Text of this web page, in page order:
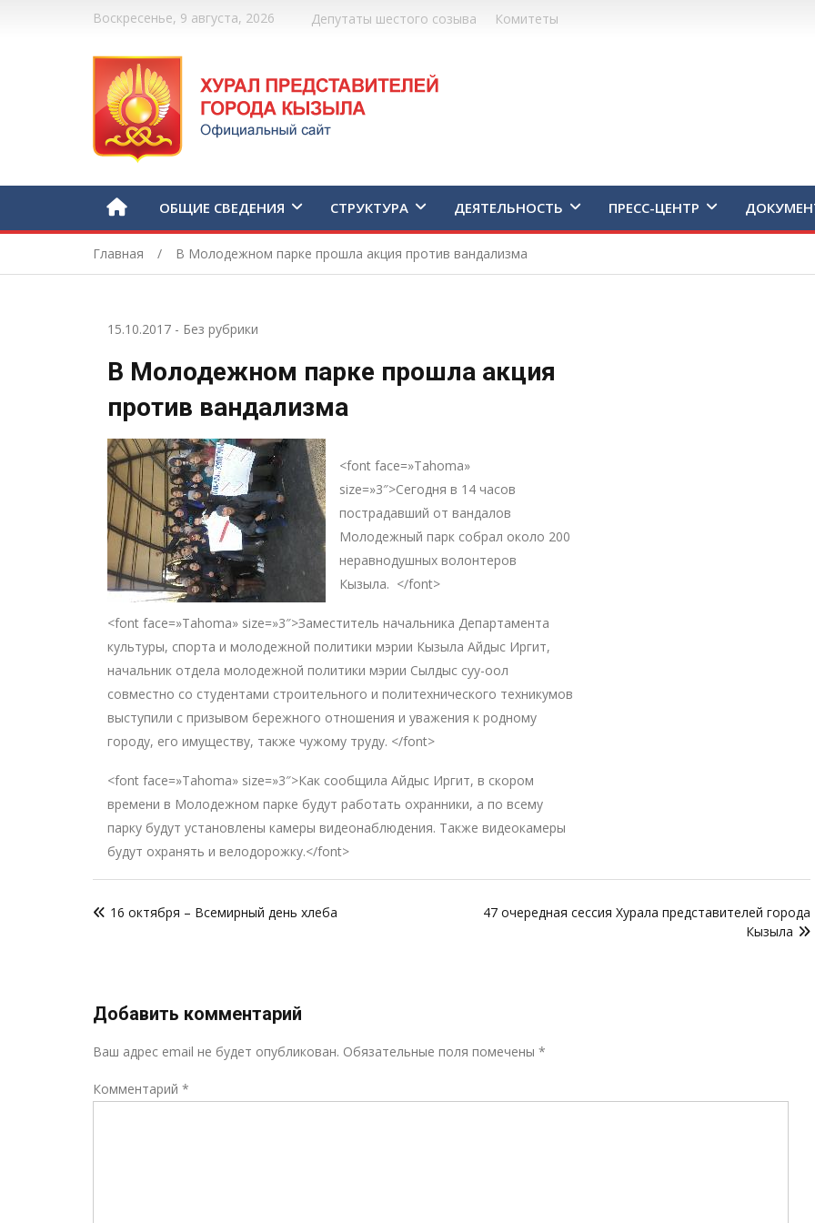
Воскресенье, 9 августа, 2026 Депутаты шестого созыва Комитеты
ОБЩИЕ СВЕДЕНИЯ СТРУКТУРА ДЕЯТЕЛЬНОСТЬ ПРЕСС-ЦЕНТР
Главная В Молодежном парке прошла акция против вандализма
15.10.2017- Без рубрики
В Молодежном парке прошла акция
против вандализма
<font face=»Tahoma»
size=»3″>Сегодня в 14 часов
пострадавший от вандалов
Молодежный парк собрал около 200
неравнодушных волонтеров
Кызыла. </font>
<font face=»Tahoma» size=»3″>Заместитель начальника Департамента
культуры, спорта и молодежной политики мэрии Кызыла Айдыс Иргит,
начальник отдела молодежной политики мэрии Сылдыс суу-оол
совместно со студентами строительного и политехнического техникумов
выступили с призывом бережного отношения и уважения к родному
городу, его имуществу, также чужому труду. </font>
<font face=»Tahoma» size=»3″>Как сообщила Айдыс Иргит, в скором
времени в Молодежном парке будут работать охранники, а по всему
парку будут установлены камеры видеонаблюдения. Также видеокамеры
будут охранять и велодорожку.</font>
по16 октября – Всемирный день хлеба
47 очередная сессия Хурала представителей города
Кызыла
Добавить комментарий
Ваш адрес email не будет опубликован. Обязательные поля помечены *
Комментарий *